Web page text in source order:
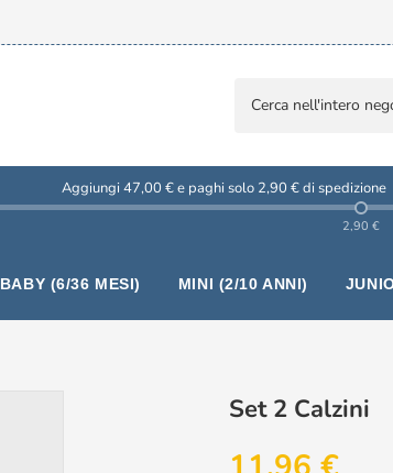
Aggiungi 47,00 € e paghi solo 2,90 € di spedizione
2,90 €
BABY (6/36 MESI) MINI (2/10 ANNI)
Set 2 Calzini